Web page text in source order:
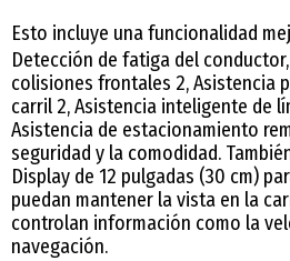
Esto incluye una funcionalidad
Detección de fatiga del
colisiones frontales 2, Asistencia
carril 2, Asistencia inteligente de
Asistencia de estacionamiento
seguridad y la comodidad.
Display de 12 pulgadas (30 cm)
puedan mantener la vista en la
controlan información como la
navegación.